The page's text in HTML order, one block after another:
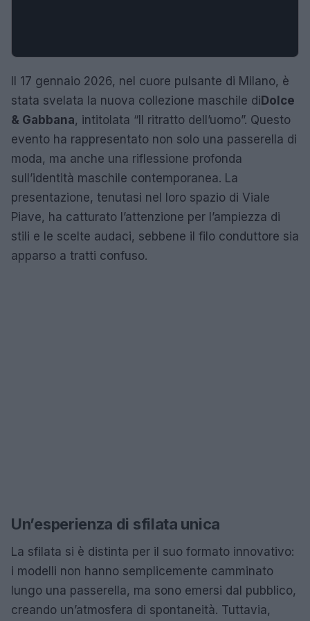
Il 17 gennaio 2026, nel cuore pulsante di Milano, è
stata svelata la nuova collezione maschile diDolce
& Gabbana, intitolata “Il ritratto dell’uomo”. Questo
evento ha rappresentato non solo una passerella di
moda, ma anche una riflessione profonda
sull’identità maschile contemporanea. La
presentazione, tenutasi nel loro spazio di Viale
Piave, ha catturato l’attenzione per l’ampiezza di
stili e le scelte audaci, sebbene il filo conduttore sia
apparso a tratti confuso.
Un’esperienza di sfilata unica
La sfilata si è distinta per il suo formato innovativo:
i modelli non hanno semplicemente camminato
lungo una passerella, ma sono emersi dal pubblico,
creando un’atmosfera di spontaneità. Tuttavia,